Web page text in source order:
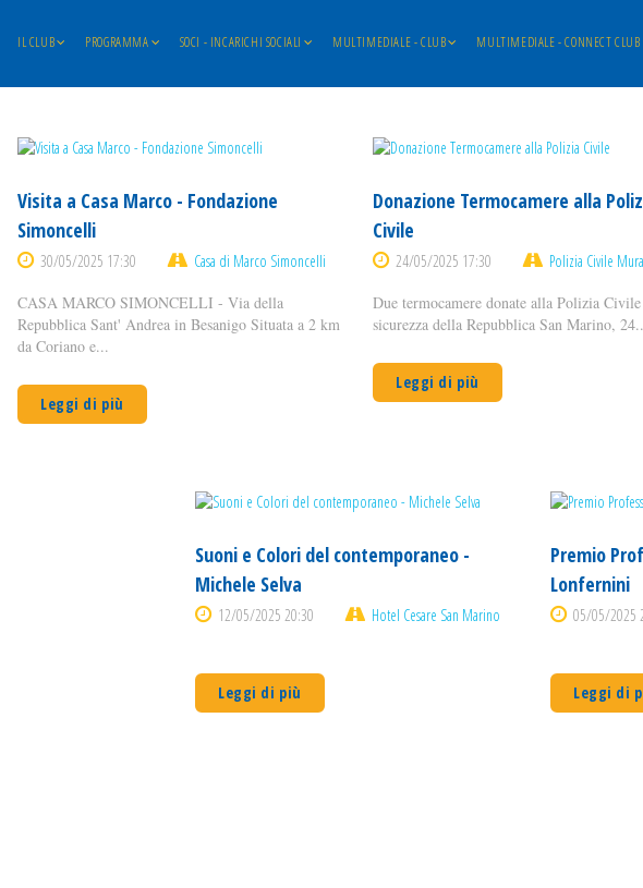
IL CLUB PROGRAMMA SOCI - INCARICHI SOCIALI MULTIMEDIALE - CLUB MULTIMEDIALE - CONNECT CLUB
Visita a Casa Marco - Fondazione
Simoncelli
30/05/2025 17:30
Casa di Marco Simoncelli
CASA MARCO SIMONCELLI - Via della
Repubblica Sant' Andrea in Besanigo Situata a 2 km
da Coriano e...
Leggi di più
Donazione Termocamere alla
Civile
24/05/2025 17:30
Polizia Civile
Due termocamere donate alla Polizia
sicurezza della Repubblica San Marino,
Leggi di più
Suoni e Colori del contemporaneo -
Michele Selva
12/05/2025 20:30 Hotel Cesare San Marino
Leggi di più
Premio
Lonfernini
05/05/2025
Leggi di